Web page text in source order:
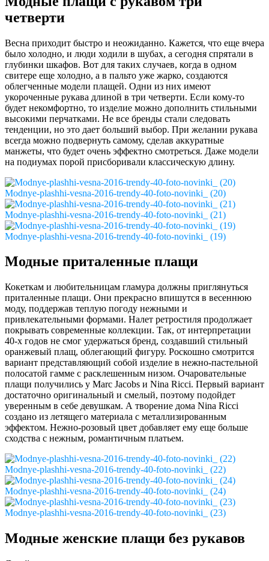
четверти
Весна приходит быстро и неожиданно. Кажется, что еще вчера
было холодно, и люди ходили в шубах, а сегодня спрятали в
глубинки шкафов. Вот для таких случаев, когда в одном
свитере еще холодно, а в пальто уже жарко, создаются
облегченные модели плащей. Одни из них имеют
укороченные рукава длиной в три четверти. Если кому-то
будет некомфортно, то изделие можно дополнить стильными
высокими перчатками. Не все бренды стали следовать
тенденции, но это дает больший выбор. При желании рукава
всегда можно подвернуть самому, сделав аккуратные
манжеты, что будет очень эффектно смотреться. Даже модели
на подиумах порой присборивали классическую длину.
Modnye-plashhi-vesna-2016-trendy-40-foto-novinki_ (20)
Modnye-plashhi-vesna-2016-trendy-40-foto-novinki_ (21)
Modnye-plashhi-vesna-2016-trendy-40-foto-novinki_ (19)
Модные приталенные плащи
Кокеткам и любительницам гламура должны приглянуться
приталенные плащи. Они прекрасно впишутся в весеннюю
моду, поддержав теплую погоду нежными и
привлекательными формами. Налет ретростиля продолжает
покрывать современные коллекции. Так, от интерпретации
40-х годов не смог удержаться бренд, создавший стильный
оранжевый плащ, облегающий фигуру. Роскошно смотрится
вариант представляющий собой изделие в нежно-пастельной
полосатой гамме с расклешенным низом. Очаровательные
плащи получились у Marc Jacobs и Nina Ricci. Первый вариант
достаточно оригинальный и смелый, поэтому подойдет
уверенным в себе девушкам. А творение дома Nina Ricci
создано из летящего материала с металлизированным
эффектом. Нежно-розовый цвет добавляет ему еще больше
сходства с нежным, романтичным платьем.
Modnye-plashhi-vesna-2016-trendy-40-foto-novinki_ (22)
Modnye-plashhi-vesna-2016-trendy-40-foto-novinki_ (24)
Modnye-plashhi-vesna-2016-trendy-40-foto-novinki_ (23)
Модные женские плащи без рукавов